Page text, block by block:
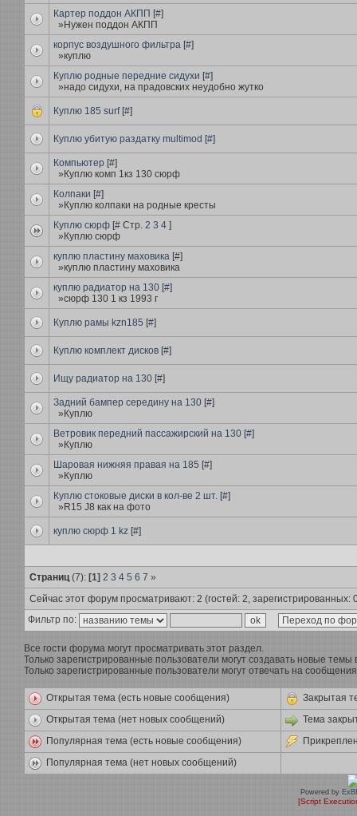
Картер поддон АКПП [#]
»Нужен поддон АКПП
корпус воздушного фильтра[#]
»куплю
Куплю родные передние сидухи [#]
»надо сидухи, на прадовских неудобно жутко
Куплю 185 surf[#]
Куплю убитую раздатку multimod [#]
Компьютер [#]
»Куплю комп 1кз 130 сюрф
Колпаки [#]
»Куплю колпаки на родные кресты
Куплю сюрф[#Стр. 2 3 4]
»Куплю сюрф
куплю пластину маховика[#]
»куплю пластину маховика
куплю радиатор на 130[#]
»сюрф 130 1 кз 1993 г
Куплю рамы kzn185 [#]
Куплю комплект дисков[#]
Ищу радиатор на 130[#]
Задний бампер середину на 130[#]
»Куплю
Ветровик передний пассажирский на 130[#]
»Куплю
Шаровая нижняя правая на 185 [#]
»Куплю
Куплю стоковые диски в кол-ве 2 шт.[#]
»R15 J8 как на фото
куплю сюрф 1 kz[#]
Страниц(7): [1] 2 3 4 5 6 7 »
Сейчас этот форум просматривают: 2 (гостей: 2, зарегистрированных:
Фильтр по:
Все гости форума могут просматривать этот раздел.
Только зарегистрированные пользователи могут создавать новые темы
Только зарегистрированные пользователи могут отвечать на
Открытая тема (есть новые сообщения)
Закрытая
Открытая тема (нет новых сообщений)
Тема
Популярная тема (есть новые сообщения)
Популярная тема (нет новых сообщений)
Powered by
[Script